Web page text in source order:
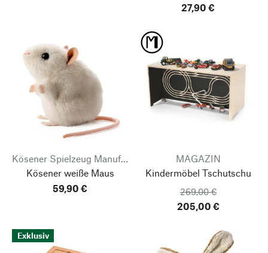
27,90 €
Kösener Spielzeug Manufaktur
Kösener weiße Maus
59,90 €
MAGAZIN
Kindermöbel Tschutschu
269,00 €
205,00 €
Exklusiv